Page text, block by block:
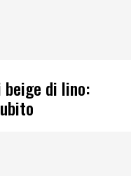
beige di lino: